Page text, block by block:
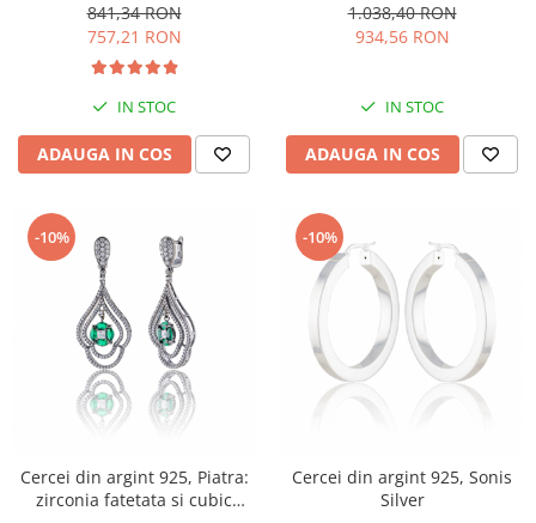
841,34 RON
757,21 RON
IN STOC
ADAUGA IN COS
1.038,40 RON
934,56 RON
IN STOC
ADAUGA IN COS
-10%
Cercei din argint 925, Piatra:
zirconia fatetata si cubic
-10%
Cercei din argint 925, Sonis
Silver